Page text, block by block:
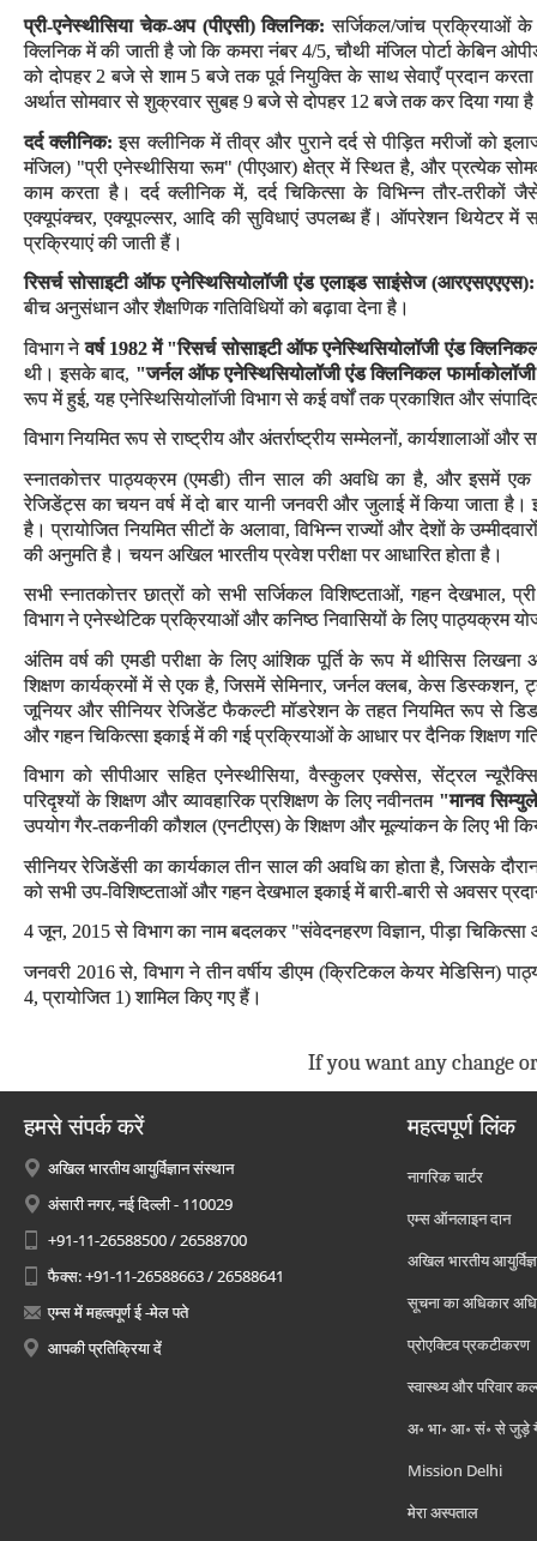
प्री-एनेस्थीसिया चेक-अप (पीएसी) क्लिनिक: सर्जिकल/जांच प्रक्रियाओं के
क्लिनिक में की जाती है जो कि कमरा नंबर 4/5, चौथी मंजिल पोर्टा केबिन
को दोपहर 2 बजे से शाम 5 बजे तक पूर्व नियुक्ति के साथ सेवाएँ प्रदान
अर्थात सोमवार से शुक्रवार सुबह 9 बजे से दोपहर 12 बजे तक कर दिया गया
दर्द क्लीनिक: इस क्लीनिक में तीव्र और पुराने दर्द से पीड़ित मरीजों को
मंजिल) "प्री एनेस्थीसिया रूम" (पीएआर) क्षेत्र में स्थित है, और प्रत्येक
काम करता है। दर्द क्लीनिक में, दर्द चिकित्सा के विभिन्न तौर-तरीकों
एक्यूपंक्चर, एक्यूपल्सर, आदि की सुविधाएं उपलब्ध हैं। ऑपरेशन थियेटर में
प्रक्रियाएं की जाती हैं।
रिसर्च सोसाइटी ऑफ एनेस्थिसियोलॉजी एंड एलाइड साइंसेज (आरएसएएएस):
बीच अनुसंधान और शैक्षणिक गतिविधियों को बढ़ावा देना है।
विभाग नेवर्ष 1982 में "रिसर्च सोसाइटी ऑफ एनेस्थिसियोलॉजी एंड क्लिनिकल
थी। इसके बाद, "जर्नल ऑफ एनेस्थिसियोलॉजी एंड क्लिनिकल
रूप में हुई, यह एनेस्थिसियोलॉजी विभाग से कई वर्षों तक प्रकाशित और
विभाग नियमित रूप से राष्ट्रीय और अंतर्राष्ट्रीय सम्मेलनों, कार्यशालाओं और
स्नातकोत्तर पाठ्यक्रम (एमडी) तीन साल की अवधि का है, और इसमें
रेजिडेंट्स का चयन वर्ष में दो बार यानी जनवरी और जुलाई में किया जाता है।
है। प्रायोजित नियमित सीटों के अलावा, विभिन्न राज्यों और देशों के
की अनुमति है। चयन अखिल भारतीय प्रवेश परीक्षा पर आधारित होता है।
सभी स्नातकोत्तर छात्रों को सभी सर्जिकल विशिष्टताओं, गहन देखभाल,
विभाग ने एनेस्थेटिक प्रक्रियाओं और कनिष्ठ निवासियों के लिए पाठ्यक्रम
अंतिम वर्ष की एमडी परीक्षा के लिए आंशिक पूर्ति के रूप में थीसिस लिखना
शिक्षण कार्यक्रमों में से एक है, जिसमें सेमिनार, जर्नल क्लब, केस डिस्कशन,
जूनियर और सीनियर रेजिडेंट फैकल्टी मॉडरेशन के तहत नियमित रूप से
और गहन चिकित्सा इकाई में की गई प्रक्रियाओं के आधार पर दैनिक शिक्षण
विभाग को सीपीआर सहित एनेस्थीसिया, वैस्कुलर एक्सेस, सेंट्रल
परिदृश्यों के शिक्षण और व्यावहारिक प्रशिक्षण के लिए नवीनतम"मानव
उपयोग गैर-तकनीकी कौशल (एनटीएस) के शिक्षण और मूल्यांकन के लिए भी
सीनियर रेजिडेंसी का कार्यकाल तीन साल की अवधि का होता है, जिसके
को सभी उप-विशिष्टताओं और गहन देखभाल इकाई में बारी-बारी से अवसर
4 जून, 2015 से विभाग का नाम बदलकर "संवेदनहरण विज्ञान, पीड़ा चिकित्सा
जनवरी 2016 से, विभाग ने तीन वर्षीय डीएम (क्रिटिकल केयर मेडिसिन)
4, प्रायोजित 1) शामिल किए गए हैं।
If you want any change
हमसे संपर्क करें
अखिल भारतीय आयुर्विज्ञान संस्थान
अंसारी नगर, नई दिल्ली - 110029
+91-11-26588500 / 26588700
फैक्स: +91-11-26588663 / 26588641
एम्स में महत्वपूर्ण ई -मेल पते
आपकी प्रतिक्रिया दें
महत्वपूर्ण लिंक
नागरिक चार्टर
एम्स ऑनलाइन दान
अखिल भारतीय
सूचना का अधिकार
प्रोएक्टिव प्रकटीकरण
स्वास्थ्य और परिवार
अ॰ भा॰ आ॰ सं॰ से जुड़े
Mission Delhi
मेरा अस्पताल